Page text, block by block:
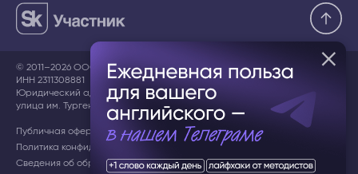
© 2011–2026 ООО «ИНГЛЕКС»,
ИНН 2311308881
Юридический адрес: 350078, Краснодарский край, г. Краснодар,
улица им. Тургенева, дом 189/6, ЛИТЕР А, помещение 91/1
Публичная оферта
Пользовательское соглашение
Политика конфиденциальности
Сведения об образовательной организации